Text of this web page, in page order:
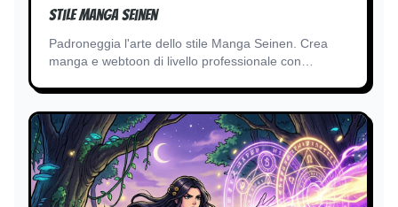
Stile Manga Seinen
Padroneggia l'arte dello stile Manga Seinen. Crea
manga e webtoon di livello professionale con
nostro motore AI all'avanguardia di conversione testo
in immagine.